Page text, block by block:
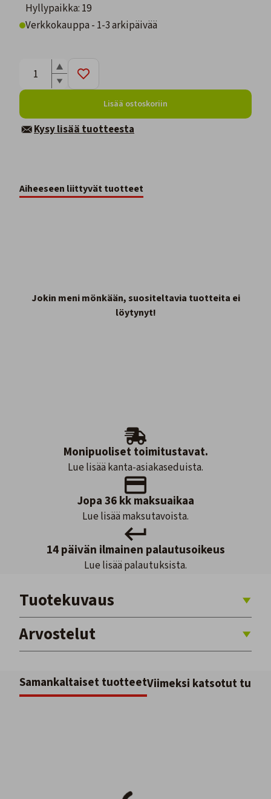
Hyllypaikka: 19
Verkkokauppa - 1-3 arkipäivää
Lisää ostoskoriin
Kysy lisää tuotteesta
Aiheeseen liittyvät tuotteet
Jokin meni mönkään, suositeltavia tuotteita ei
löytynyt!
Monipuoliset toimitustavat.
Lue lisää kanta-asiakaseduista.
Jopa 36 kk maksuaikaa
Lue lisää maksutavoista.
14 päivän ilmainen palautusoikeus
Lue lisää palautuksista.
Tuotekuvaus
Arvostelut
Samankaltaiset tuotteetViimeksi katsotut